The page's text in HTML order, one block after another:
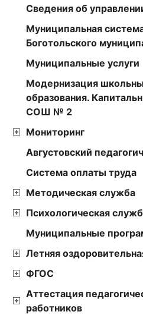
Сведения об
Муниципальная
Боготольского
Муниципальные услуги
Модернизация
образования.
СОШ № 2
Мониторинг
Августовский
Cистема оплаты труда
Методическая служба
Психологическая
Муниципальные
Летняя
ФГОС
Аттестация
работников